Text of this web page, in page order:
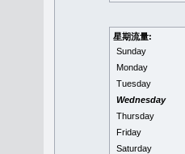
星期流量:
Sunday
Monday
Tuesday
Wednesday
Thursday
Friday
Saturday